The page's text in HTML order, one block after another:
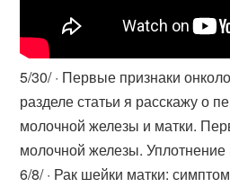
5/30/ · Первые признаки
разделе статьи я расскажу о
молочной железы и матки.
молочной железы.
6/8/ · Рак шейки матки: